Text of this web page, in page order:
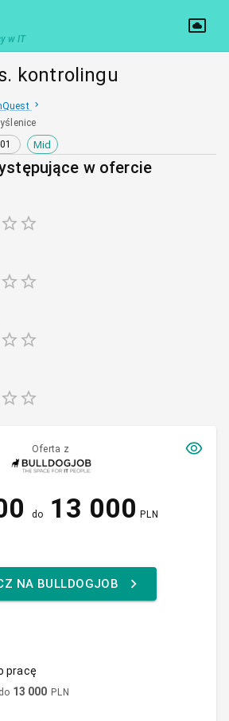
w IT
kontrolingu
Mid
w ofercie
Oferta z
do 13 000 PLN
NA BULLDOGJOB
pracę
do 13 000 PLN